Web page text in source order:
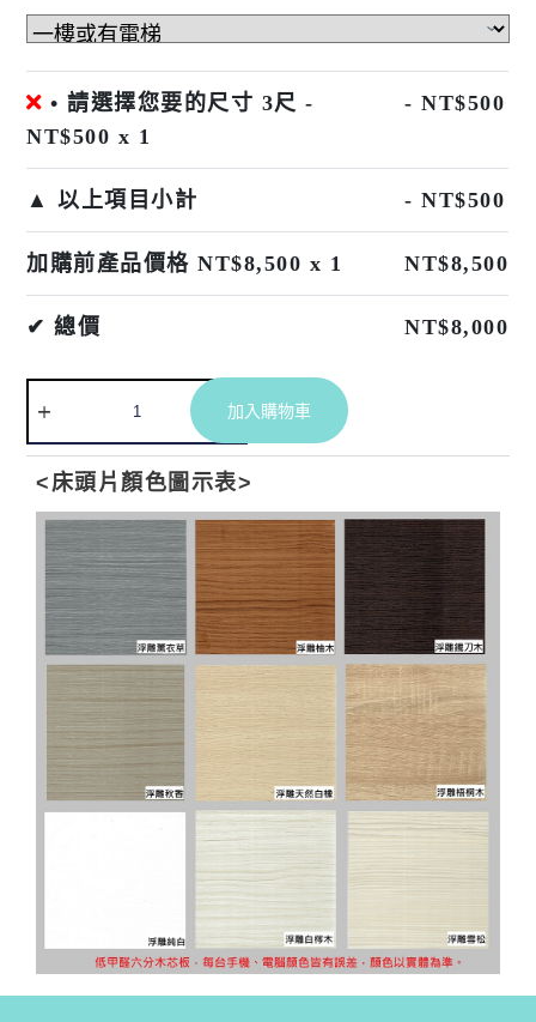
• 請選擇您要的尺寸 3尺 -
NT$500 x 1
- NT$500
▲ 以上項目小計 - NT$500
加購前產品價格 NT$8,500 x 1 NT$8,500
✔ 總價 NT$8,000
加入購物車
r
n
a
t
i
v
e
:
<床頭片顏色圖示表>